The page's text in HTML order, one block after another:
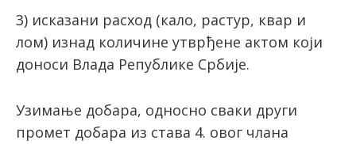
3) исказани расход (кало, растур, квар и
лом) изнад количине утврђене актом који
доноси Влада Републике Србије.
Узимање добара, односно сваки други
промет добара из става 4. овог члана